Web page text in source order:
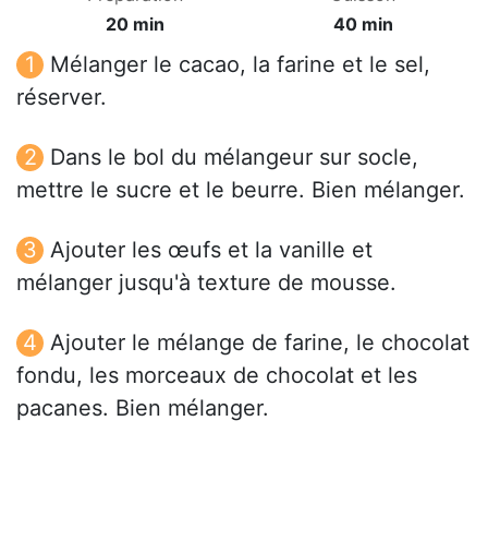
20 min
40 min
Mélanger le cacao, la farine et le sel,
réserver.
Dans le bol du mélangeur sur socle,
mettre le sucre et le beurre. Bien mélanger.
Ajouter les œufs et la vanille et
mélanger jusqu'à texture de mousse.
Ajouter le mélange de farine, le chocolat
fondu, les morceaux de chocolat et les
pacanes. Bien mélanger.